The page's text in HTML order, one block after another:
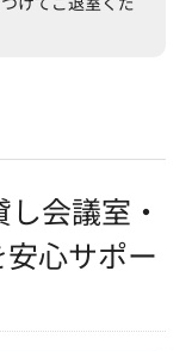
会議室・
心サポー